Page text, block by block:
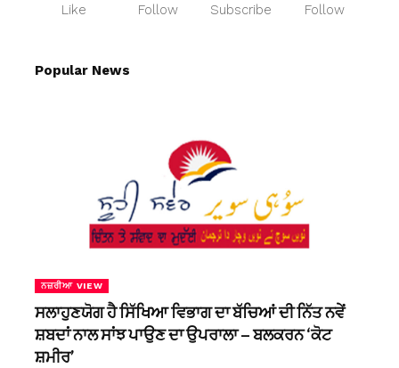
Like Follow Subscribe Follow
Popular News
ਨਜ਼ਰੀਆ VIEW
ਸਲਾਹੁਣਯੋਗ ਹੈ ਸਿੱਖਿਆ ਵਿਭਾਗ ਦਾ ਬੱਚਿਆਂ ਦੀ ਨਿੱਤ ਨਵੇਂ
ਸ਼ਬਦਾਂ ਨਾਲ ਸਾਂਝ ਪਾਉਣ ਦਾ ਉਪਰਾਲਾ – ਬਲਕਰਨ ‘ਕੋਟ
ਸ਼ਮੀਰ’